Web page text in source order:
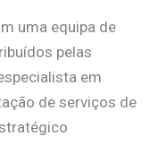
uma equipa de
pelas
em
de serviços de